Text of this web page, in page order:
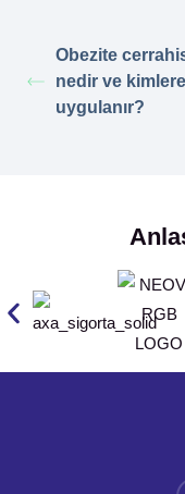
Obezite
nedir ve kimlere
uygulanır?